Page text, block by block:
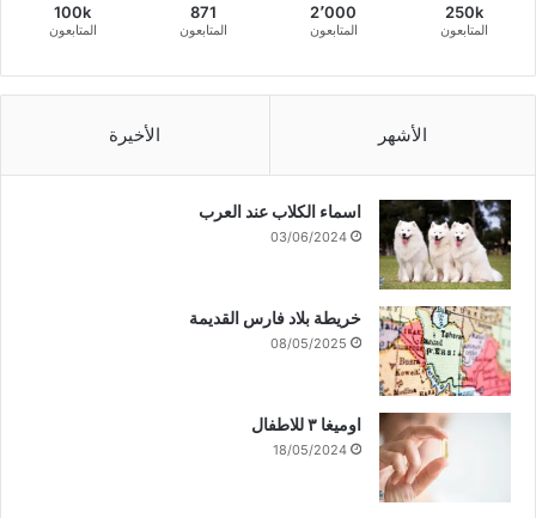
250k
المتابعون
2٬000
المتابعون
871
المتابعون
100k
المتابعون
الأشهر الأخيرة
اسماء الكلاب عند العرب
03/06/2024
خريطة بلاد فارس القديمة
08/05/2025
اوميغا ٣ للاطفال
18/05/2024